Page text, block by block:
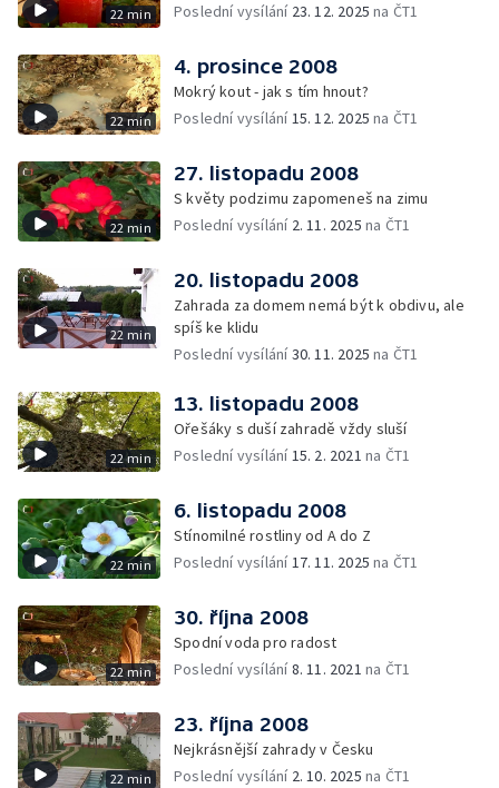
22 min
Poslední vysílání 23. 12. 2025 na ČT1
22 min
4. prosince 2008
Mokrý kout - jak s tím hnout?
Poslední vysílání15. 12. 2025 na ČT1
22 min
27. listopadu 2008
S květy podzimu zapomeneš na zimu
Poslední vysílání 2. 11. 2025 na ČT1
22 min
20. listopadu 2008
Zahrada za domem nemá být k obdivu, ale
spíš ke klidu
Poslední vysílání30. 11. 2025 na ČT1
22 min
13. listopadu 2008
Ořešáky s duší zahradě vždy sluší
Poslední vysílání15. 2. 2021 na ČT1
22 min
6. listopadu 2008
Stínomilné rostliny od A do Z
Poslední vysílání17. 11. 2025 na ČT1
22 min
30. října 2008
Spodní voda pro radost
Poslední vysílání8. 11. 2021 na ČT1
22 min
23. října 2008
Nejkrásnější zahrady v Česku
Poslední vysílání 2. 10. 2025 na ČT1